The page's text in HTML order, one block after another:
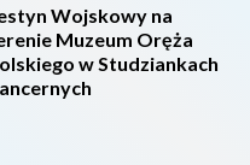
Wojskowy na
Muzeum Oręża
w Studziankach